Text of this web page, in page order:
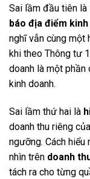
Sai lầm đầu tiên là
báo địa điểm
nghĩ vẫn cùng một
khi theo Thông tư
doanh là một
kinh doanh.
Sai lầm thứ hai là
doanh thu riêng
ngưỡng. Cách
nhìn trên doanh
tách ra cho từng